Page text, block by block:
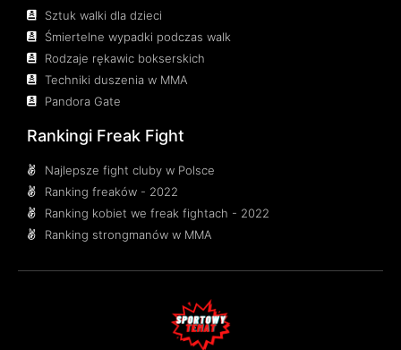
Sztuk walki dla dzieci
Śmiertelne wypadki podczas walk
Rodzaje rękawic bokserskich
Techniki duszenia w MMA
Pandora Gate
Rankingi Freak Fight
Najlepsze fight cluby w Polsce
Ranking freaków - 2022
Ranking kobiet we freak fightach - 2022
Ranking strongmanów w MMA